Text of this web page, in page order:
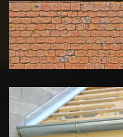
démoussage de
toiture 39
Jura
Pose de
Chéneau 39
Jura